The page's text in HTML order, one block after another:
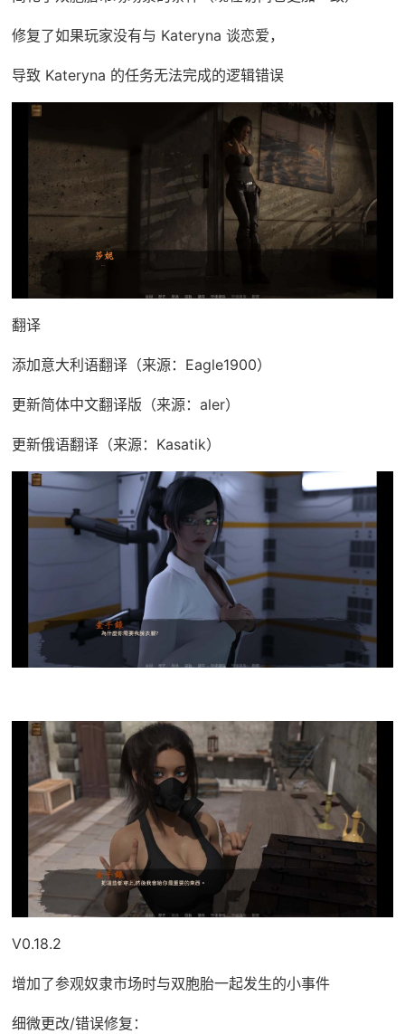
修复了如果玩家没有与 Kateryna 谈恋爱，
导致 Kateryna 的任务无法完成的逻辑错误
翻译
添加意大利语翻译（来源：Eagle1900）
更新简体中文翻译版（来源：aler）
更新俄语翻译（来源：Kasatik）
V0.18.2
增加了参观奴隶市场时与双胞胎一起发生的小事件
细微更改/错误修复：